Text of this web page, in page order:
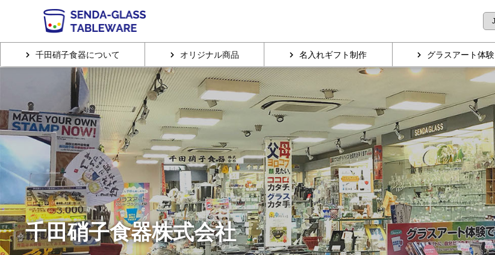
千田硝子食器について オリジナル商品 名入れギフト制作 グラスアート体験
千田硝子食器株式会社